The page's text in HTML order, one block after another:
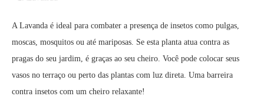
A Lavanda é ideal para combater a presença de insetos como pulgas,
moscas, mosquitos ou até mariposas. Se esta planta atua contra as
pragas do seu jardim, é graças ao seu cheiro. Você pode colocar seus
vasos no terraço ou perto das plantas com luz direta. Uma barreira
contra insetos com um cheiro relaxante!